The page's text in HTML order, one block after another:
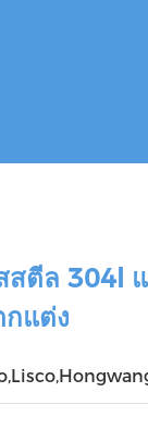
สตีล 304l
แต่ง